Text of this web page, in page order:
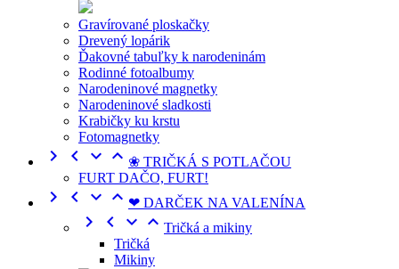
Gravírované ploskačky
Drevený lopárik
Ďakovné tabuľky k narodeninám
Rodinné fotoalbumy
Narodeninové magnetky
Narodeninové sladkosti
Krabičky ku krstu
Fotomagnetky
    ❀ TRIČKÁ S POTLAČOU
FURT DAČO, FURT!
    ❤ DARČEK NA VALENÍNA
    Tričká a mikiny
Tričká
Mikiny